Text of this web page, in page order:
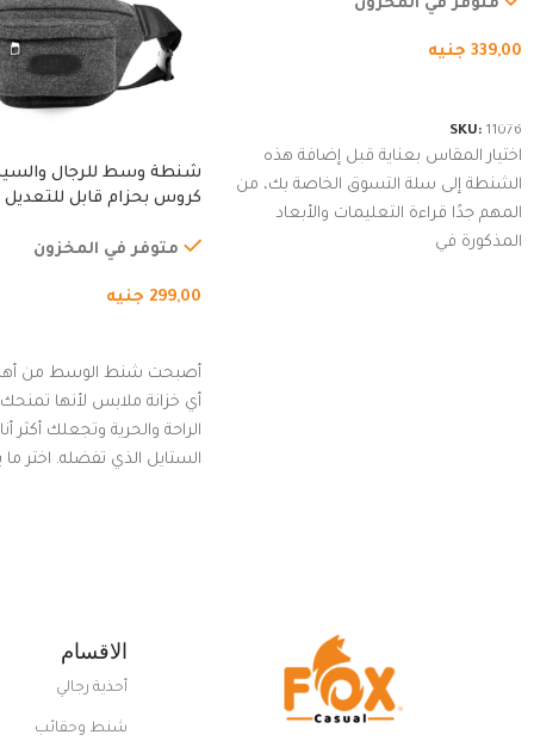
متوفر في المخزون
339,00 جنيه
SKU: 11076
اختيار المقاس بعناية قبل إضافة هذه
الشنطة إلى سلة التسوق الخاصة بك، من
المهم جدًا قراءة التعليمات والأبعاد
المذكورة في
شنطة وسط للرجال
كروس بحزام قابل للتعديل
المشي لمسافات طويلة،
متوفر في المخزون
299,00 جنيه
أصبحت شنط الوسط من
أي خزانة ملابس لأنها
الراحة والحرية وتجعلك أكثر
الستايل الذي تفضله. اختر
الاقسام
أحذية رجالي
شنط وحقائب